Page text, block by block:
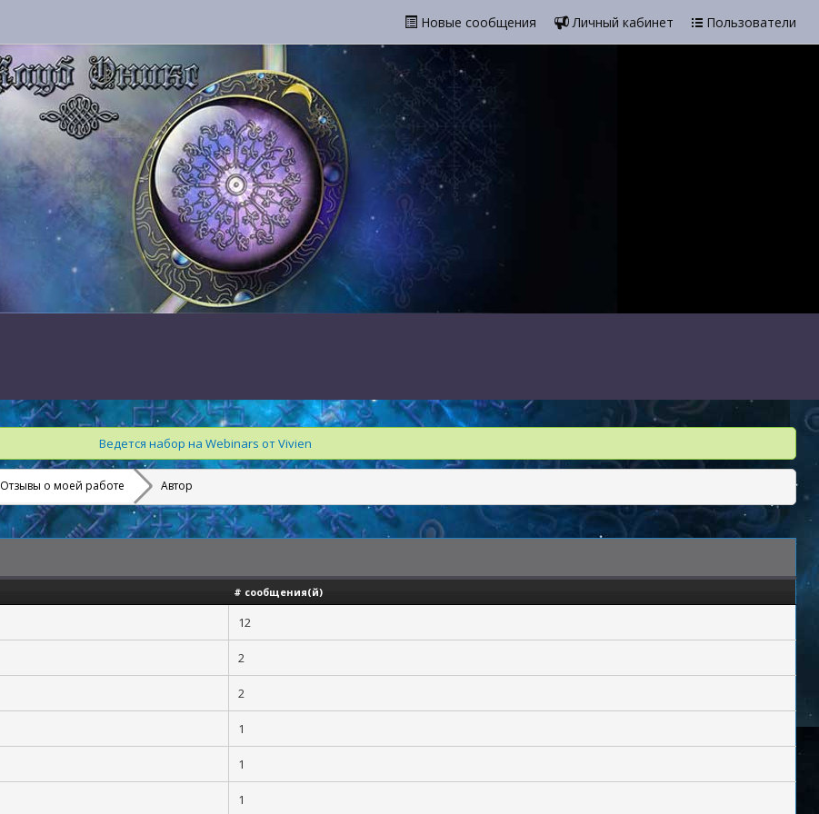
Новые сообщения Личный кабинет Пользователи
Ведется набор на Webinars от Vivien
Отзывы о моей работе Автор
# сообщения(й)
12
2
2
1
1
1